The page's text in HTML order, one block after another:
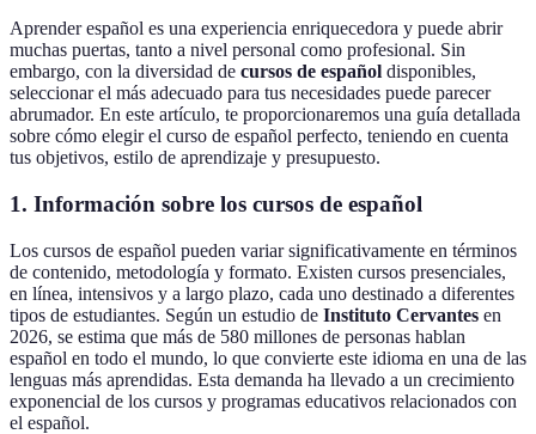
Aprender español es una experiencia enriquecedora y puede abrir
muchas puertas, tanto a nivel personal como profesional. Sin
embargo, con la diversidad de cursos de español disponibles,
seleccionar el más adecuado para tus necesidades puede parecer
abrumador. En este artículo, te proporcionaremos una guía detallada
sobre cómo elegir el curso de español perfecto, teniendo en cuenta
tus objetivos, estilo de aprendizaje y presupuesto.
1. Información sobre los cursos de español
Los cursos de español pueden variar significativamente en términos
de contenido, metodología y formato. Existen cursos presenciales,
en línea, intensivos y a largo plazo, cada uno destinado a diferentes
tipos de estudiantes. Según un estudio de Instituto Cervantes en
2026, se estima que más de 580 millones de personas hablan
español en todo el mundo, lo que convierte este idioma en una de las
lenguas más aprendidas. Esta demanda ha llevado a un crecimiento
exponencial de los cursos y programas educativos relacionados con
el español.